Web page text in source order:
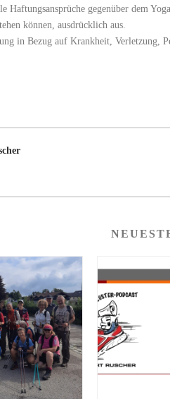
Haftungsansprüche gegenüber dem
können, ausdrücklich aus.
in Bezug auf Krankheit, Verletzung,